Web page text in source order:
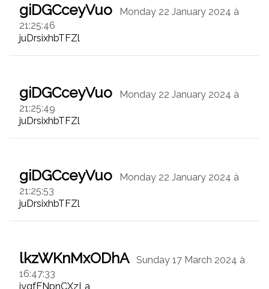
giDGCceyVuo
Monday 22 January 2024 à
21:25:46
juDrsixhbTFZl
giDGCceyVuo
Monday 22 January 2024 à
21:25:49
juDrsixhbTFZl
giDGCceyVuo
Monday 22 January 2024 à
21:25:53
juDrsixhbTFZl
lkzWKnMxODhA
Sunday 17 March 2024 à
16:47:33
jygfENpnCXzLa